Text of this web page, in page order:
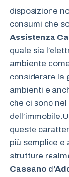
disposizione
consumi che
Assistenza
quale sia
ambiente
considerare la
ambienti e
che ci sono
queste
più semplice e
strutture
Cassano